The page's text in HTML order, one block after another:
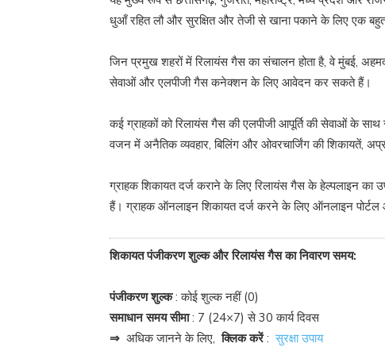
धुआँ रहित लौ और सुरक्षित और तेजी से खाना पकाने के लिए एक बहुत
जिन प्रमुख शहरों में रिलायंस गैस का संचालन होता है, वे मुंबई,
सेवाओं और एलपीजी गैस कनेक्शन के लिए आवेदन कर सकते हैं।
कई ग्राहकों को रिलायंस गैस की एलपीजी आपूर्ति की सेवाओं के
वजन में अनैतिक व्यवहार, बिलिंग और ओवरचार्जिंग की शिकायतें,
ग्राहक शिकायत दर्ज कराने के लिए रिलायंस गैस के हेल्पलाइन
हैं। ग्राहक ऑनलाइन शिकायत दर्ज करने के लिए ऑनलाइन पोर्टल
शिकायत पंजीकरण शुल्क और रिलायंस गैस का निवारण समय:
पंजीकरण शुल्क: कोई शुल्क नहीं (0)
समाधान समय सीमा: 7 (24×7) से 30 कार्य दिवस
⇒ अधिक जानने के लिए, क्लिक करें: सुरक्षा उपाय